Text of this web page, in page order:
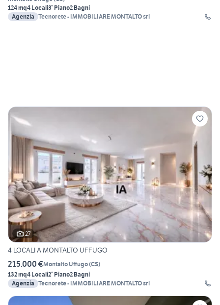
124 mq4 Locali3° Piano2 Bagni
Agenzia Tecnorete - IMMOBILIARE MONTALTO srl
27
4 LOCALI A MONTALTO UFFUGO
215.000 €Montalto Uffugo(CS)
132 mq4 Locali2° Piano2 Bagni
Agenzia Tecnorete - IMMOBILIARE MONTALTO srl